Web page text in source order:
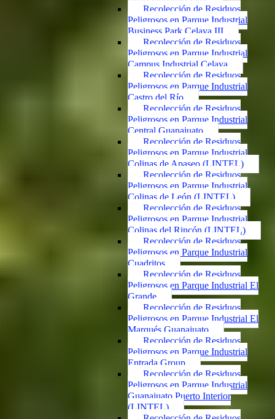
Recolección de Residuos
Peligrosos en Parque Industrial
Business Park Celaya III
Recolección de Residuos
Peligrosos en Parque Industrial
Campus Industrial Celaya
Recolección de Residuos
Peligrosos en Parque Industrial
Castro del Río
Recolección de Residuos
Peligrosos en Parque Industrial
Central Guanajuato
Recolección de Residuos
Peligrosos en Parque Industrial
Colinas de Apaseo (LINTEL)
Recolección de Residuos
Peligrosos en Parque Industrial
Colinas de León (LINTEL)
Recolección de Residuos
Peligrosos en Parque Industrial
Colinas del Rincón (LINTEL)
Recolección de Residuos
Peligrosos en Parque Industrial
Cuadritos
Recolección de Residuos
Peligrosos en Parque Industrial El
Grande
Recolección de Residuos
Peligrosos en Parque Industrial El
Marqués Guanajuato
Recolección de Residuos
Peligrosos en Parque Industrial
Entrada Group
Recolección de Residuos
Peligrosos en Parque Industrial
Guanajuato Puerto Interior
(LINTEL)